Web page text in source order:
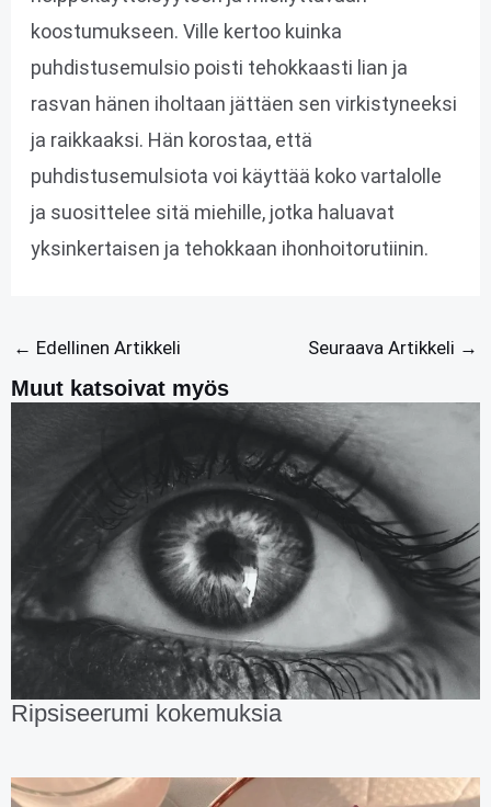
koostumukseen. Ville kertoo kuinka
puhdistusemulsio poisti tehokkaasti lian ja
rasvan hänen iholtaan jättäen sen virkistyneeksi
ja raikkaaksi. Hän korostaa, että
puhdistusemulsiota voi käyttää koko vartalolle
ja suosittelee sitä miehille, jotka haluavat
yksinkertaisen ja tehokkaan ihonhoitorutiinin.
← Edellinen Artikkeli Seuraava Artikkeli →
Muut katsoivat myös
Ripsiseerumi kokemuksia